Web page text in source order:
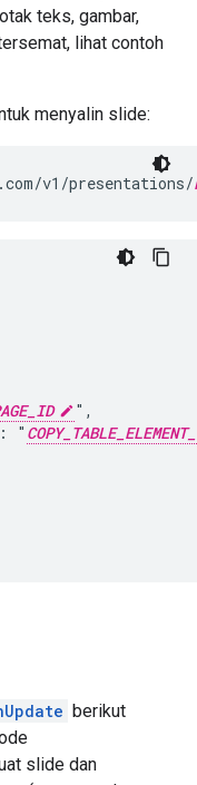
teks, gambar,
lihat contoh
menyalin slide:
v1/presentations/
",
"
berikut
slide dan